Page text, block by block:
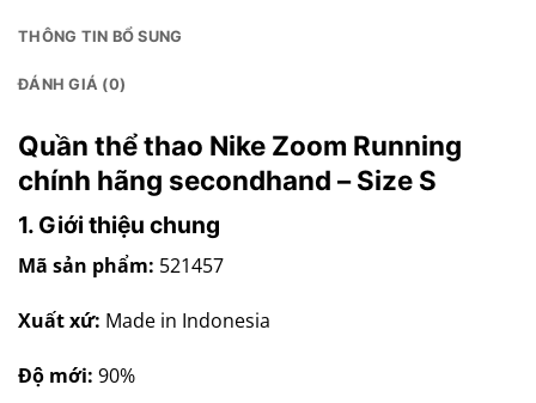
THÔNG TIN BỔ SUNG
ĐÁNH GIÁ (0)
Quần thể thao Nike Zoom Running
chính hãng secondhand – Size S
1. Giới thiệu chung
Mã sản phẩm: 521457
Xuất xứ: Made in Indonesia
Độ mới: 90%